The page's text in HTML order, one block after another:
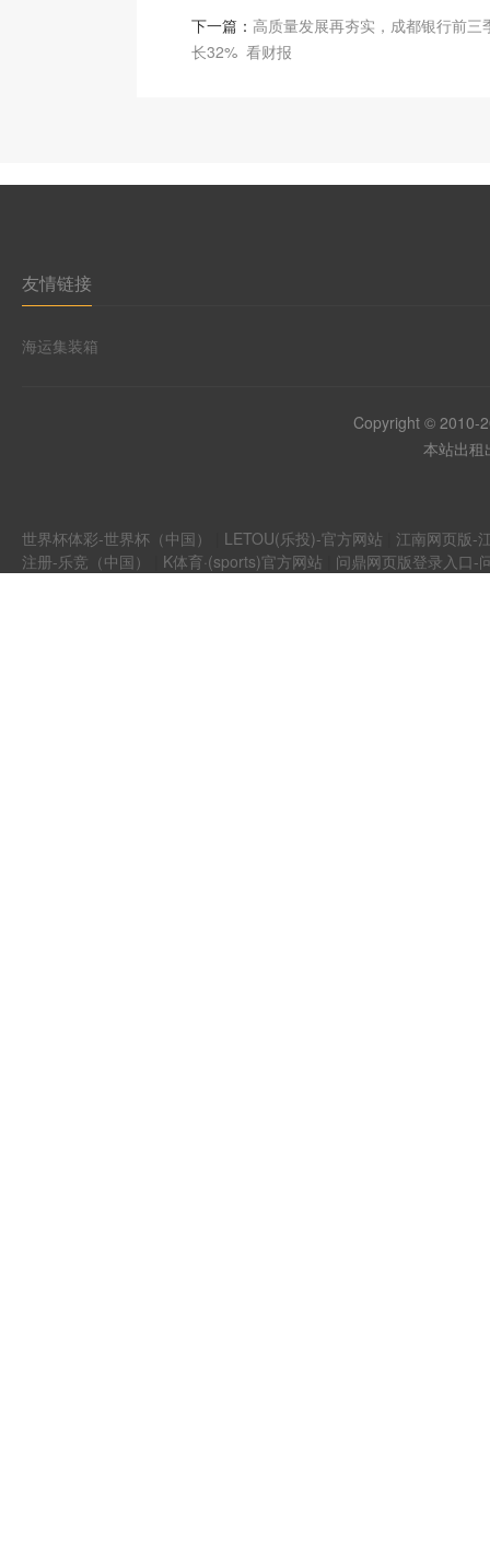
下一篇： 高质量发展再夯实，成都银行前三
长32% 看财报
友情链接
海运集装箱
Copyright © 2010-
本站出
世界杯体彩-世界杯（中国） LETOU(乐投)-官方网站
江南网页版-
注册-乐竞（中国）
K体育·(sports)官方网站 问鼎网页版登录入口-